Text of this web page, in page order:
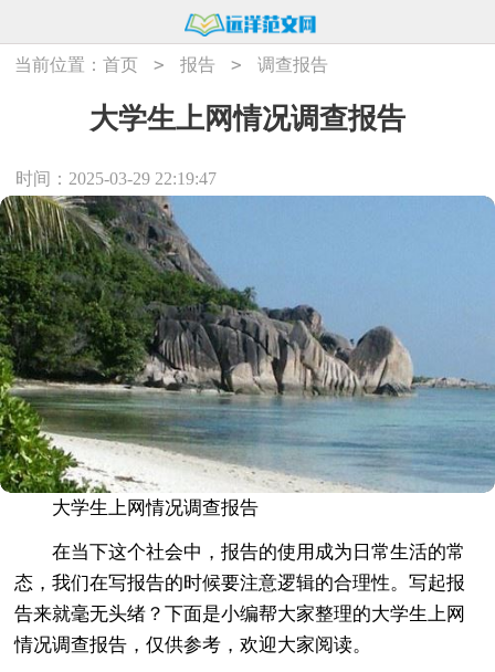
当前位置：首页 > 报告 > 调查报告
大学生上网情况调查报告
时间：2025-03-29 22:19:47
大学生上网情况调查报告
在当下这个社会中，报告的使用成为日常生活的常
态，我们在写报告的时候要注意逻辑的合理性。写起报
告来就毫无头绪？下面是小编帮大家整理的大学生上网
情况调查报告，仅供参考，欢迎大家阅读。